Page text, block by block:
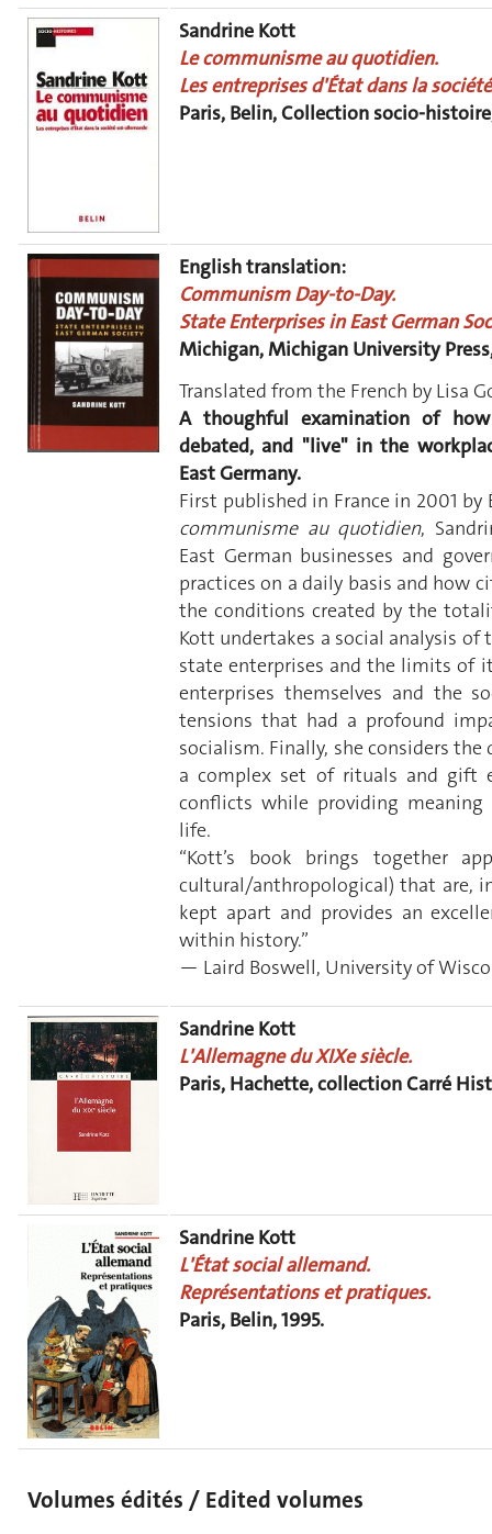
Sandrine Kott
Le communisme au quotidien.
Les entreprises d'État dans la
Paris, Belin, Collection socio-
English translation:
Communism Day-to-Day.
State Enterprises in East German
Michigan, Michigan University
Translated from the French by Lisa
A thoughful examination of
debated, and "live" in the
East Germany.
First published in France in 2001
communisme au quotidien,
East German businesses and
practices on a daily basis and how
the conditions created by the
Kott undertakes a social analysis of
state enterprises and the limits of
enterprises themselves and the
tensions that had a profound
socialism. Finally, she considers
a complex set of rituals and gift
conflicts while providing
life.
“Kott’s book brings together
cultural/anthropological) that are,
kept apart and provides an
within history.”
— Laird Boswell, University of
Sandrine Kott
L'Allemagne du XIXe siècle.
Paris, Hachette, collection Carré
Sandrine Kott
L'État social allemand.
Représentations et pratiques.
Paris, Belin, 1995.
Volumes édités / Edited volumes